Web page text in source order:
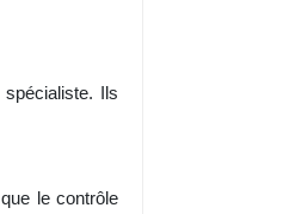
Ils
le contrôle